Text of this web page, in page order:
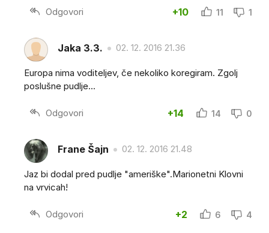
Odgovori +10 11 1
Jaka 3.3. 02. 12. 2016 21.36
Europa nima voditeljev, če nekoliko koregiram. Zgolj
poslušne pudlje...
Odgovori +14 14 0
Frane Šajn 02. 12. 2016 21.48
Jaz bi dodal pred pudlje "ameriške".Marionetni Klovni
na vrvicah!
Odgovori +2 6 4